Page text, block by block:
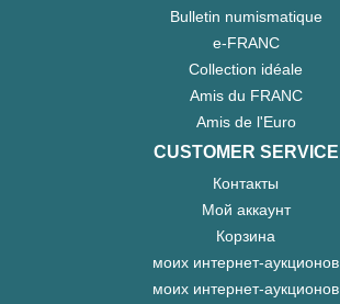
Bulletin numismatique
e-FRANC
Collection idéale
Amis du FRANC
Amis de l'Euro
CUSTOMER SERVICE
Контакты
Мой аккаунт
Корзина
моих интернет-аукционов
моих интернет-аукционов